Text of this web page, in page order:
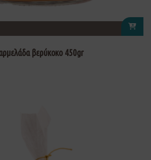
βερύκοκο 450gr